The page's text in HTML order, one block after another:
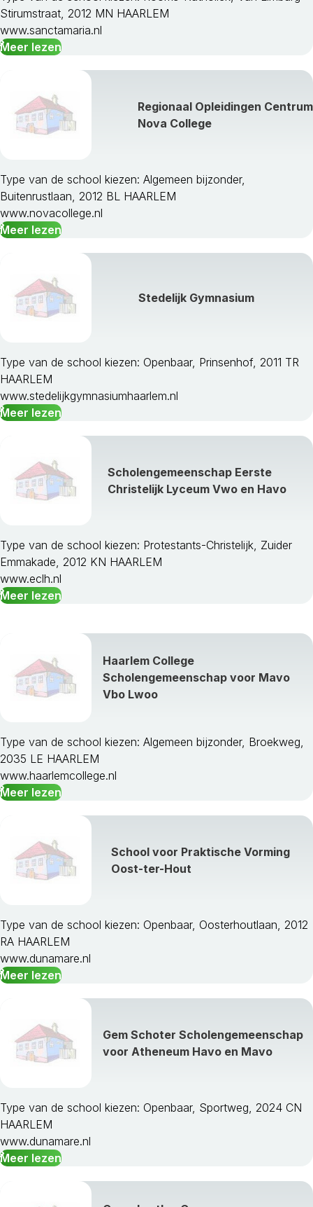
Castricum
Den Helder
Diemen
Drechterland
Edam-Volendam
Graft-De Rijp
Haarlem
Harenkarspel
Heemskerk
Heemstede
Heerhugowaard
Heiloo
Hollands Kroon
Hoorn
Huizen
Langedijk
Laren
Medemblik
Muiden
Opmeer
Ouder-Amstel
Purmerend
Stede Broec
Texel
Uitgeest
Uithoorn
Wijdemeren
Wormerland
Zaanstad
Zijpe
Stirumstraat, 2012 MN HAARLEM
www.sanctamaria.nl
Meer lezen
Regionaal Opleidingen Centrum
Nova College
Type van de school kiezen: Algemeen bijzonder,
Buitenrustlaan, 2012 BL HAARLEM
www.novacollege.nl
Meer lezen
Stedelijk Gymnasium
Type van de school kiezen: Openbaar, Prinsenhof, 2011 TR
HAARLEM
www.stedelijkgymnasiumhaarlem.nl
Meer lezen
Scholengemeenschap Eerste
Christelijk Lyceum Vwo en Havo
Type van de school kiezen: Protestants-Christelijk, Zuider
Emmakade, 2012 KN HAARLEM
www.eclh.nl
Meer lezen
Haarlem College
Scholengemeenschap voor Mavo
Vbo Lwoo
Type van de school kiezen: Algemeen bijzonder, Broekweg,
2035 LE HAARLEM
www.haarlemcollege.nl
Meer lezen
School voor Praktische Vorming
Oost-ter-Hout
Type van de school kiezen: Openbaar, Oosterhoutlaan, 2012
RA HAARLEM
www.dunamare.nl
Meer lezen
Gem Schoter Scholengemeenschap
voor Atheneum Havo en Mavo
Type van de school kiezen: Openbaar, Sportweg, 2024 CN
HAARLEM
www.dunamare.nl
Meer lezen